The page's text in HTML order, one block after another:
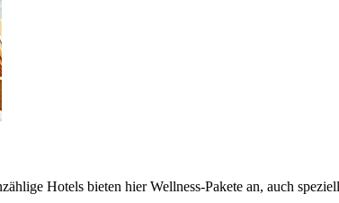
Hotels bieten hier Wellness-Pakete an, auch